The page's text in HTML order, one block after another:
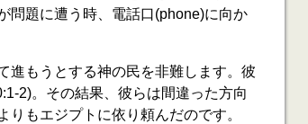
問題に遭う時、電話口(phone)に向か
進もうとする神の民を非難します。彼
2)。その結果、彼らは間違った方向
もエジプトに依り頼んだのです。